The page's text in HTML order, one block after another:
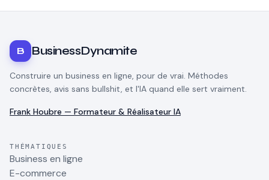
B BusinessDynamite
Construire un business en ligne, pour de vrai. Méthodes
concrètes, avis sans bullshit, et l'IA quand elle sert vraiment.
Frank Houbre — Formateur & Réalisateur IA
THÉMATIQUES
Business en ligne
E-commerce